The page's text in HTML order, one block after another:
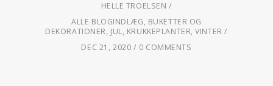
HELLE TROELSEN
ALLE BLOGINDLÆG, BUKETTER OG
DEKORATIONER, JUL, KRUKKEPLANTER,VINTER
DEC 21, 2020
0 COMMENTS